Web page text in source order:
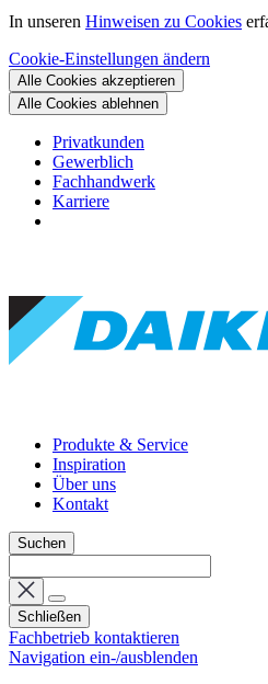
In unseren Hinweisen zu Cookies
Cookie-Einstellungen ändern
Alle Cookies akzeptieren
Alle Cookies ablehnen
Privatkunden
Gewerblich
Fachhandwerk
Karriere
Produkte & Service
Inspiration
Über uns
Kontakt
Suchen
Schließen
Fachbetrieb kontaktieren
Navigation ein-/ausblenden